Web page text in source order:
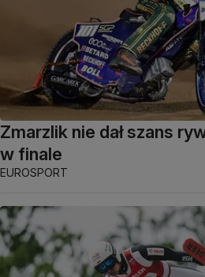
Zmarzlik nie dał szans
w finale
EUROSPORT